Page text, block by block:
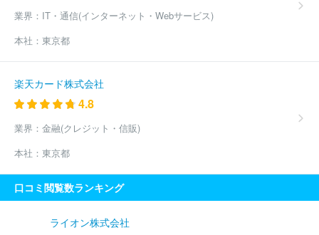
業界： IT・通信(インターネット・Webサービス)
本社： 東京都
楽天カード株式会社
4.8
業界： 金融(クレジット・信販)
本社： 東京都
口コミ閲覧数ランキング
ライオン株式会社